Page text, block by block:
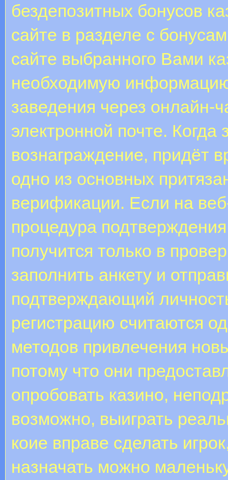
бездепозитных бонусов
сайте в разделе с
сайте выбранного Вами
необходимую
заведения через онлайн-
электронной почте.
вознаграждение, придёт
одно из основных
верификации. Если на
процедура
получится только в
заполнить анкету и
подтверждающий
регистрацию считаются
методов привлечения
потому что они
опробовать казино,
возможно, выиграть
коие вправе сделать
назначать можно